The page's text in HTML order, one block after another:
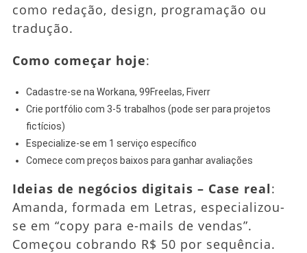
como redação, design, programação ou
tradução.
Como começar hoje:
Cadastre-se na Workana, 99Freelas, Fiverr
Crie portfólio com 3-5 trabalhos (pode ser para projetos
fictícios)
Especialize-se em 1 serviço específico
Comece com preços baixos para ganhar avaliações
Ideias de negócios digitais – Case real:
Amanda, formada em Letras, especializou-
se em “copy para e-mails de vendas”.
Começou cobrando R$ 50 por sequência.